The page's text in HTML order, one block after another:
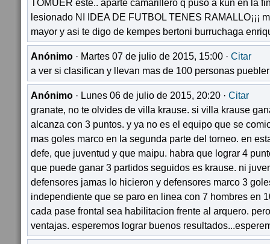
TOMUER este.. aparte camarillero q puso a kun en la
lesionado NI IDEA DE FUTBOL TENES RAMALLO¡¡¡
mayor y asi te digo de kempes bertoni burruchaga
Anónimo · Martes 07 de julio de 2015, 15:00 · Citar
a ver si clasifican y llevan mas de 100 personas
Anónimo · Lunes 06 de julio de 2015, 20:20 · Citar
granate, no te olvides de villa krause. si villa krause
alcanza con 3 puntos. y ya no es el equipo que se
mas goles marco en la segunda parte del torneo. en
defe, que juventud y que maipu. habra que lograr 4
que puede ganar 3 partidos seguidos es krause. ni
defensores jamas lo hicieron y defensores marco 3
independiente que se paro en linea con 7 hombres en
cada pase frontal sea habilitacion frente al arquero.
ventajas. esperemos lograr buenos